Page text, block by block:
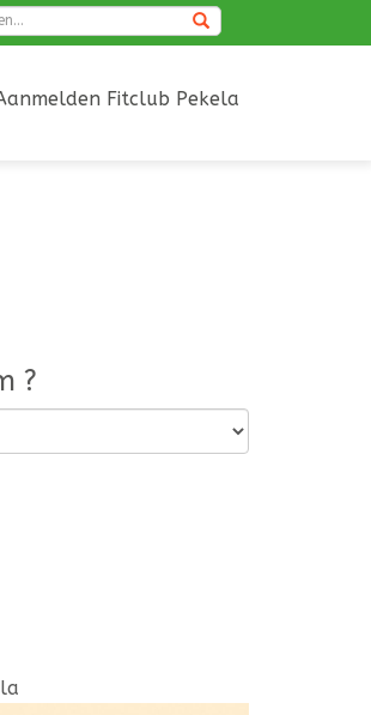
Fitclub Pekela
?